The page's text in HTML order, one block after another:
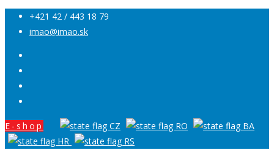
+421 42 / 443 18 79
imao@imao.sk
E-shop